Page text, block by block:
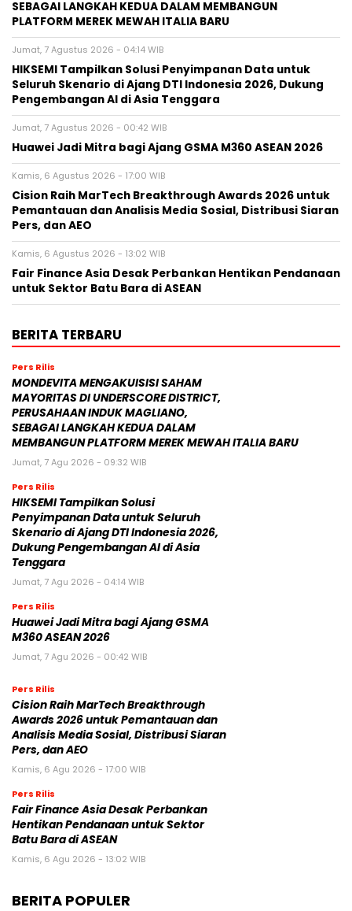
SEBAGAI LANGKAH KEDUA DALAM MEMBANGUN
PLATFORM MEREK MEWAH ITALIA BARU
Jumat, 7 Agustus 2026 - 04:14 WIB
HIKSEMI Tampilkan Solusi Penyimpanan Data untuk
Seluruh Skenario di Ajang DTI Indonesia 2026, Dukung
Pengembangan AI di Asia Tenggara
Jumat, 7 Agustus 2026 - 00:42 WIB
Huawei Jadi Mitra bagi Ajang GSMA M360 ASEAN 2026
Kamis, 6 Agustus 2026 - 17:00 WIB
Cision Raih MarTech Breakthrough Awards 2026 untuk
Pemantauan dan Analisis Media Sosial, Distribusi Siaran
Pers, dan AEO
Kamis, 6 Agustus 2026 - 13:02 WIB
Fair Finance Asia Desak Perbankan Hentikan Pendanaan
untuk Sektor Batu Bara di ASEAN
BERITA TERBARU
Pers Rilis
MONDEVITA MENGAKUISISI SAHAM
MAYORITAS DI UNDERSCORE DISTRICT,
PERUSAHAAN INDUK MAGLIANO,
SEBAGAI LANGKAH KEDUA DALAM
MEMBANGUN PLATFORM MEREK MEWAH ITALIA BARU
Jumat, 7 Agu 2026 - 09:32 WIB
Pers Rilis
HIKSEMI Tampilkan Solusi
Penyimpanan Data untuk Seluruh
Skenario di Ajang DTI Indonesia 2026,
Dukung Pengembangan AI di Asia
Tenggara
Jumat, 7 Agu 2026 - 04:14 WIB
Pers Rilis
Huawei Jadi Mitra bagi Ajang GSMA
M360 ASEAN 2026
Jumat, 7 Agu 2026 - 00:42 WIB
Pers Rilis
Cision Raih MarTech Breakthrough
Awards 2026 untuk Pemantauan dan
Analisis Media Sosial, Distribusi Siaran
Pers, dan AEO
Kamis, 6 Agu 2026 - 17:00 WIB
Pers Rilis
Fair Finance Asia Desak Perbankan
Hentikan Pendanaan untuk Sektor
Batu Bara di ASEAN
Kamis, 6 Agu 2026 - 13:02 WIB
BERITA POPULER